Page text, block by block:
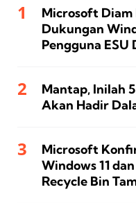
Microsoft Diam
Dukungan
Pengguna ESU
Mantap, Inilah
Akan Hadir
Microsoft
Windows 11
Recycle Bin